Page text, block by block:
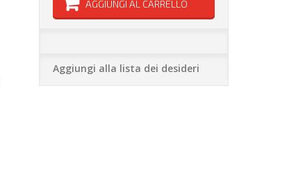
AGGIUNGI AL CARRELLO
Aggiungi alla lista dei desideri